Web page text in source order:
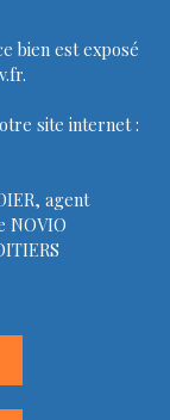
bien est exposé
site internet :
agent
NOVIO